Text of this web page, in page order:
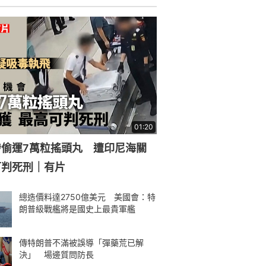
美軍在伊朗打光「亞太火力庫存」
泰國機場10月中推新安檢規定 允許
毋須旅客在場可開行李檢查
俄烏戰爭｜俄羅斯爆「黑寡婦」設
局：誘士兵閃婚 戰死後奪撫卹金